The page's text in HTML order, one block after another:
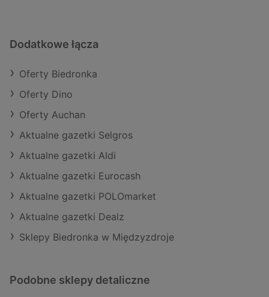
Dodatkowe łącza
Oferty Biedronka
Oferty Dino
Oferty Auchan
Aktualne gazetki Selgros
Aktualne gazetki Aldi
Aktualne gazetki Eurocash
Aktualne gazetki POLOmarket
Aktualne gazetki Dealz
Sklepy Biedronka w Międzyzdroje
Podobne sklepy detaliczne